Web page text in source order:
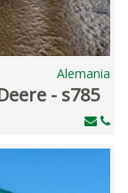
Alemania
- s785